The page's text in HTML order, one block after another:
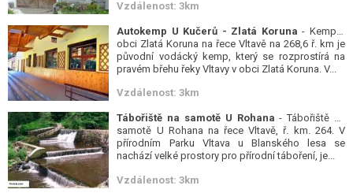
Vzdálenost: 3km
Autokemp U Kučerů - Zlatá Koruna - Kemp v
obci Zlatá Koruna na řece Vltavě na 268,6 ř. km je
původní vodácký kemp, který se rozprostírá na
pravém břehu řeky Vltavy v obci Zlatá Koruna. V...
Vzdálenost: 3km
Tábořiště na samotě U Rohana - Tábořiště na
samotě U Rohana na řece Vltavě, ř. km. 264. V
přírodním Parku Vltava u Blanského lesa se
nachází velké prostory pro přírodní táboření, je...
Vzdálenost: 3km